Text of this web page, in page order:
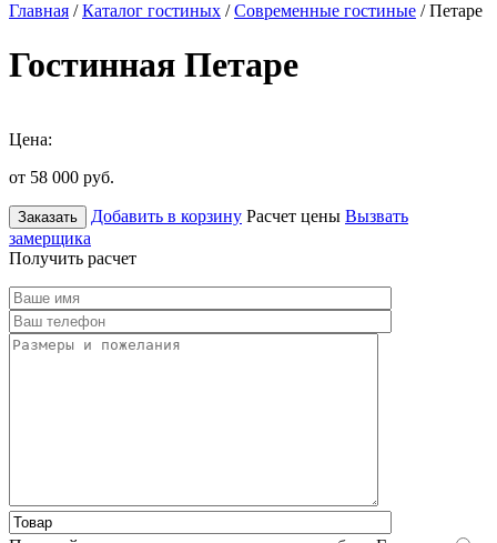
Главная /Каталог гостиных /Современные гостиные / Петаре
Гостинная Петаре
Цена:
от 58 000 руб.
Заказать Добавить в корзину Расчет цены Вызвать
замерщика
Получить расчет